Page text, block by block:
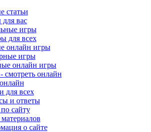
статьи
вас
игры
для всех
онлайн игры
игры
онлайн игры
смотреть онлайн
для всех
и ответы
сайту
о сайте